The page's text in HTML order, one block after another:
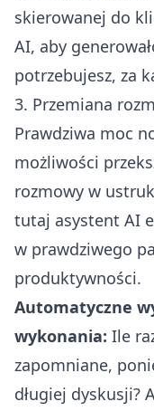
skierowanej do
AI, aby
potrzebujesz, za
3. Przemiana
Prawdziwa moc
możliwości
rozmowy w
tutaj asystent AI
w prawdziwego
produktywności.
Automatyczne
wykonania: Ile
zapomniane,
długiej dyskusji?